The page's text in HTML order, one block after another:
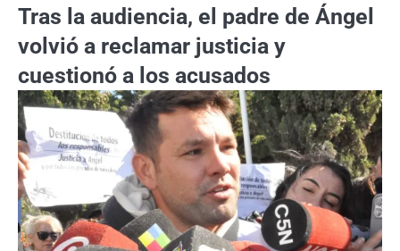
Tras la audiencia, el padre de Ángel
volvió a reclamar justicia y
cuestionó a los acusados